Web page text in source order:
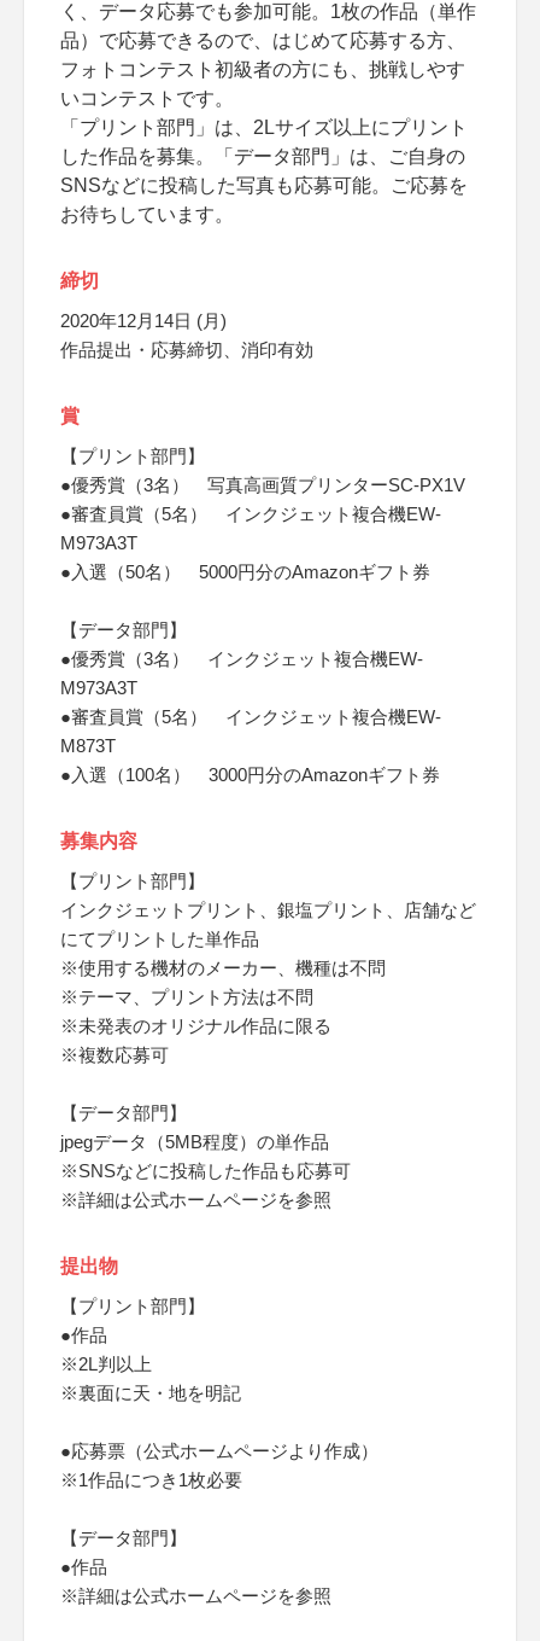
く、データ応募でも参加可能。1枚の作品（単作
品）で応募できるので、はじめて応募する方、
フォトコンテスト初級者の方にも、挑戦しやす
いコンテストです。
「プリント部門」は、2Lサイズ以上にプリント
した作品を募集。「データ部門」は、ご自身の
SNSなどに投稿した写真も応募可能。ご応募を
お待ちしています。
締切
2020年12月14日 (月)
作品提出・応募締切、消印有効
賞
【プリント部門】
●優秀賞（3名） 写真高画質プリンターSC-PX1V
●審査員賞（5名） インクジェット複合機EW-
M973A3T
●入選（50名） 5000円分のAmazonギフト券
【データ部門】
●優秀賞（3名） インクジェット複合機EW-
M973A3T
●審査員賞（5名） インクジェット複合機EW-
M873T
●入選（100名） 3000円分のAmazonギフト券
募集内容
【プリント部門】
インクジェットプリント、銀塩プリント、店舗など
にてプリントした単作品
※使用する機材のメーカー、機種は不問
※テーマ、プリント方法は不問
※未発表のオリジナル作品に限る
※複数応募可
【データ部門】
jpegデータ（5MB程度）の単作品
※SNSなどに投稿した作品も応募可
※詳細は公式ホームページを参照
提出物
【プリント部門】
●作品
※2L判以上
※裏面に天・地を明記
●応募票（公式ホームページより作成）
※1作品につき1枚必要
【データ部門】
●作品
※詳細は公式ホームページを参照